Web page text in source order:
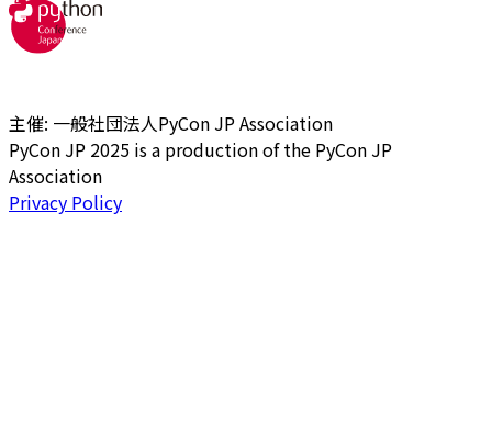
主催: 一般社団法人PyCon JP Association
PyCon JP 2025 is a production of the PyCon JP
Association
Privacy Policy